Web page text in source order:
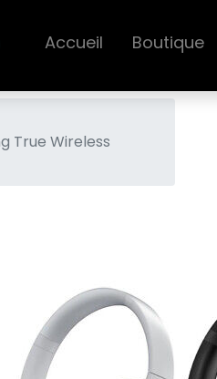
Accueil Boutique
True Wireless